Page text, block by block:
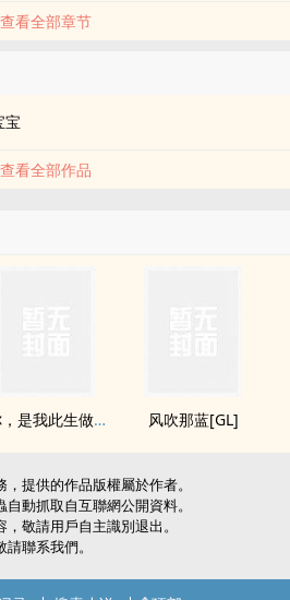
查看全部章节
宝
查看全部作品
爱你，是我此生做过最好的事情[GL] 风吹那蓝[GL]
提供的作品版權屬於作者。
動抓取自互聯網公開資料。
敬請用戶自主識別退出。
聯系我們。